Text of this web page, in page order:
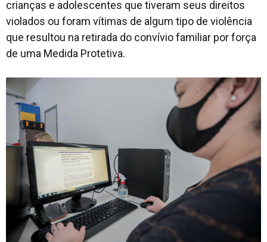
crianças e adolescentes que tiveram seus direitos
violados ou foram vítimas de algum tipo de violência
que resultou na retirada do convívio familiar por força
de uma Medida Protetiva.